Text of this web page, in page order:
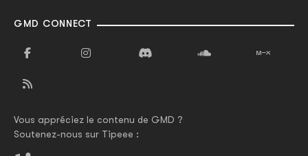
GMD CONNECT
Vous appréciez le contenu de GMD ?
Soutenez-nous sur Tipeee :